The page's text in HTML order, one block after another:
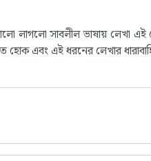
লাগলো সাবলীল ভাষায় লেখা
এবং এই ধরনের লেখার